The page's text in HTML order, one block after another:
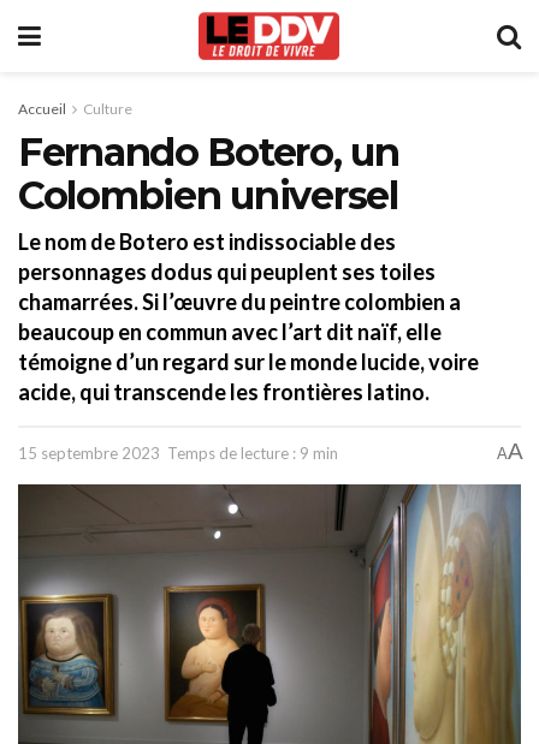
Accueil Culture
Fernando Botero, un
Colombien universel
Le nom de Botero est indissociable des
personnages dodus qui peuplent ses toiles
chamarrées. Si l’œuvre du peintre colombien a
beaucoup en commun avec l’art dit naïf, elle
témoigne d’un regard sur le monde lucide, voire
acide, qui transcende les frontières latino.
15 septembre 2023 Temps de lecture : 9 min AA